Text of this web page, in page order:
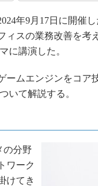
年9月17日に開催
ィスの業務改善を考
に講演した。
ムエンジンをコア
いて解説する。
の分野
ワーク
けてき